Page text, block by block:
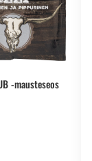
-mausteseos